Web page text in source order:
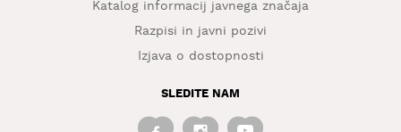
Katalog informacij javnega značaja
Razpisi in javni pozivi
Izjava o dostopnosti
SLEDITE NAM